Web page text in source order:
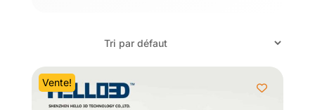
Vente!